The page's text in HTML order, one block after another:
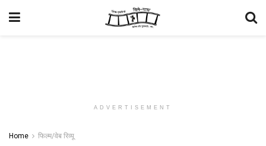
ADVERTISEMENT
Home फिल्म/वेब रिव्यू